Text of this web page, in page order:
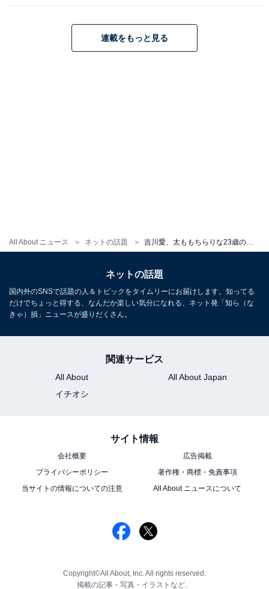
All About ニュース ネットの話題 吉川愛、太ももちらりな23歳の最新“大人”ショット公開！ 「姫カット似合いすぎてる」「もう可愛すぎる」
連載をもっと見る
ネットの話題
国内外のSNSで話題の人＆トピックをタイムリーにお届けします。知ってる
だけでちょっと得する、なんだか楽しい気分になれる、ネット発「知ら（な
きゃ）損」ニュースが盛りだくさん。
関連サービス
All About
All About Japan
イチオシ
サイト情報
会社概要
広告掲載
プライバシーポリシー
著作権・商標・免責事項
当サイトの情報についての注意
All About ニュースについて
Copyright©All About, Inc. All rights reserved.
掲載の記事・写真・イラストなど、